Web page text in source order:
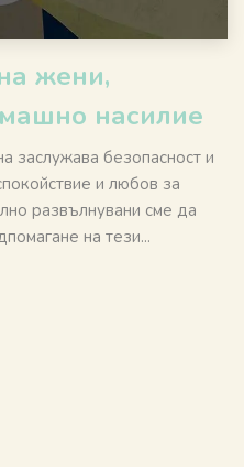
жени,
насилие
заслужава безопасност и
и любов за
развълнувани сме да
на тези...